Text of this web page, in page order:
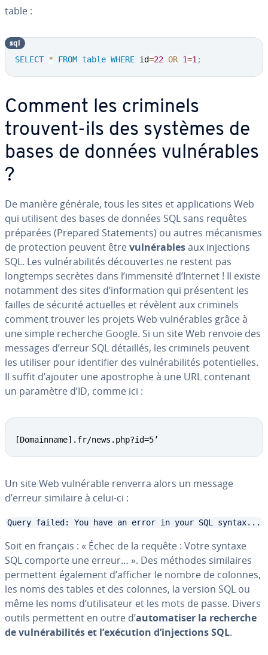
table :
SELECT * FROM table WHERE id=22 OR 1=1 ;
sql
Comment les criminels
trouvent-ils des systèmes de
bases de données vul­né­rables
?
De manière générale, tous les sites et ap­pli­ca­tions Web
qui utilisent des bases de données SQL sans requêtes
préparées (Prepared Sta­te­ments) ou autres mé­ca­nismes
de pro­tec­tion peuvent êtrevul­né­rablesaux in­jec­tions
SQL. Les vul­né­ra­bi­li­tés dé­cou­vertes ne restent pas
longtemps secrètes dans l’immensité d’Internet ! Il existe
notamment des sites d’in­for­ma­tion qui pré­sen­tent les
failles de sécurité actuelles et révèlent aux criminels
comment trouver les projets Web vul­né­rables grâce à
une simple recherche Google. Si un site Web renvoie des
messages d’erreur SQL détaillés, les criminels peuvent
les utiliser pour iden­ti­fier des vul­né­ra­bi­li­tés po­ten­tielles.
Il suffit d’ajouter une apos­trophe à une URL contenant
un paramètre d’ID, comme ici :
[Domainname].fr/news.php?id=5’
Un site Web vul­né­rable renverra alors un message
d’erreur similaire à celui-ci :
Query failed: You have an error in your SQL syntax...
Soit en français : « Échec de la requête : Votre syntaxe
SQL comporte une erreur… ». Des méthodes si­mi­laires
per­met­tent également d’afficher le nombre de colonnes,
les noms des tables et des colonnes, la version SQL ou
même les noms d’uti­li­sa­teur et les mots de passe. Divers
outils per­met­tent en outre d’au­to­ma­ti­ser la recherche
de vul­né­ra­bi­li­tés et l’exécution d’in­jec­tions SQL.